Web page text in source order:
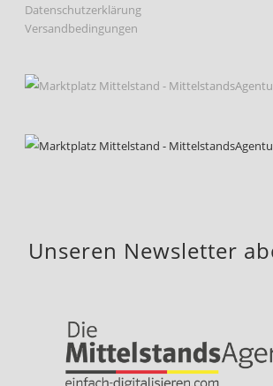
Datenschutzerklärung
Versandbedingungen
Unseren Newsletter